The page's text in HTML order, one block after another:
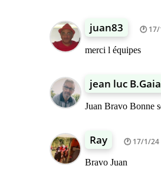
juan83
merci l équipes
jean luc B.Gaia
Juan Bravo Bonne
Ray 17/1/24
Bravo Juan